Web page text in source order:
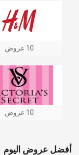
10 عروض
10 عروض
أفضل عروض اليوم